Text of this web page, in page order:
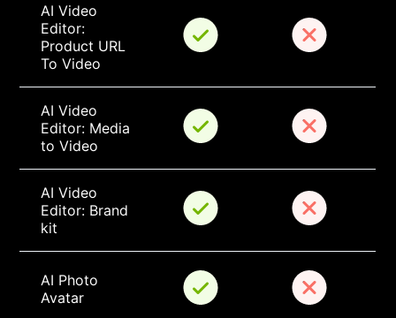
AI Video
Editor:
Product URL
To Video
AI Video
Editor: Media
to Video
AI Video
Editor: Brand
kit
AI Photo
Avatar